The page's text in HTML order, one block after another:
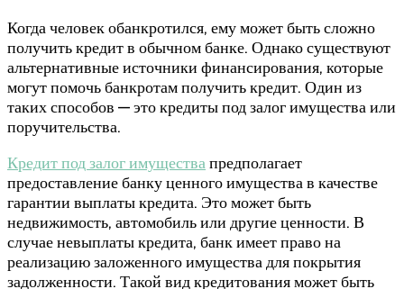
Когда человек обанкротился, ему может быть сложно
получить кредит в обычном банке. Однако существуют
альтернативные источники финансирования, которые
могут помочь банкротам получить кредит. Один из
таких способов — это кредиты под залог имущества или
поручительства.
Кредит под залог имуществапредполагает
предоставление банку ценного имущества в качестве
гарантии выплаты кредита. Это может быть
недвижимость, автомобиль или другие ценности. В
случае невыплаты кредита, банк имеет право на
реализацию заложенного имущества для покрытия
задолженности. Такой вид кредитования может быть